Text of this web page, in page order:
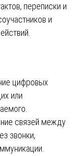
переписки и
и
цифровых
или
связей между
звонки,